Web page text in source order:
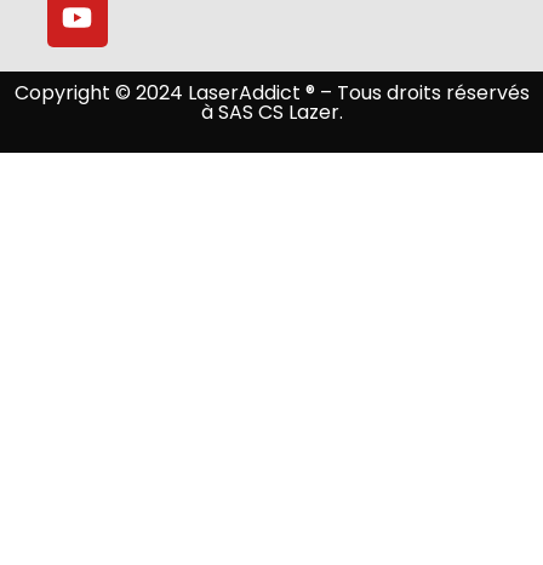
Copyright © 2024 LaserAddict ® – Tous droits réservés
à SAS CS Lazer.